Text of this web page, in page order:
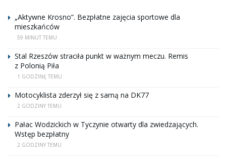
„Aktywne Krosno”. Bezpłatne zajęcia sportowe dla
mieszkańców
59 MINUT TEMU
Stal Rzeszów straciła punkt w ważnym meczu. Remis
z Polonią Piła
1 GODZINĘ TEMU
Motocyklista zderzył się z sarną na DK77
2 GODZINY TEMU
Pałac Wodzickich w Tyczynie otwarty dla zwiedzających.
Wstęp bezpłatny
2 GODZINY TEMU